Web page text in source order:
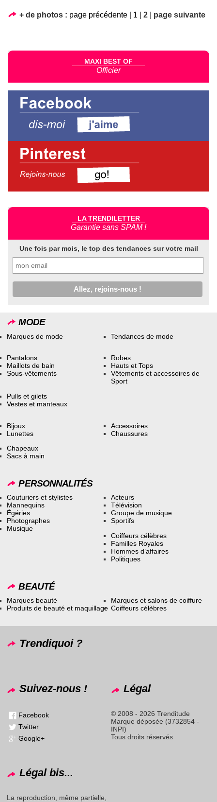
+ de photos : page précédente 1 2 page suivante
MAXI BEST OF
Officier
LA TRENDILETTER
Garantie sans SPAM !
Une fois par mois, le top des tendances sur votre mail
MODE
Marques de mode Tendances de mode
Pantalons
Maillots de bain
Sous-vêtements
Robes
Hauts et Tops
Vêtements et accessoires de
Sport
Pulls et gilets
Vestes et manteaux
Bijoux
Lunettes
Accessoires
Chaussures
Chapeaux
Sacs à main
PERSONNALITÉS
Couturiers et stylistes
Mannequins
Égéries
Photographes
Musique
Acteurs
Télévision
Groupe de musique
Sportifs
Coiffeurs célèbres
Familles Royales
Hommes d’affaires
Politiques
BEAUTÉ
Marques beauté
Produits de beauté et maquillage
Marques et salons de coiffure
Coiffeurs célèbres
Trendiquoi ?
Suivez-nous !
Facebook
Twitter
Google+
Légal
© 2008 - 2026 Trenditude
Marque déposée (3732854 -
INPI)
Tous droits réservés
Légal bis...
La reproduction, même partielle,